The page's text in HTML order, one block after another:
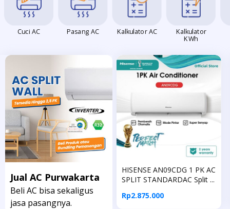
Cuci AC Pasang AC Kalkulator AC Kalkulator
KWh
Jual AC Purwakarta
Beli AC bisa sekaligus
jasa pasangnya.
HISENSE AN09CDG 1 PK AC
SPLIT STANDARDAC Split ...
Rp2.875.000
HISENSE
PK